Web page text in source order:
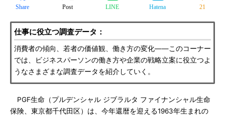
Share Post LINE Hatena 21
仕事に役立つ調査データ：
消費者の傾向、若者の価値観、働き方の変化――このコーナー
では、ビジネスパーソンの働き方や企業の戦略立案に役立つよ
うなさまざまな調査データを紹介していく。
PGF生命（プルデンシャル ジブラルタ ファイナンシャル生命
保険、東京都千代田区）は、今年還暦を迎える1963年生まれの